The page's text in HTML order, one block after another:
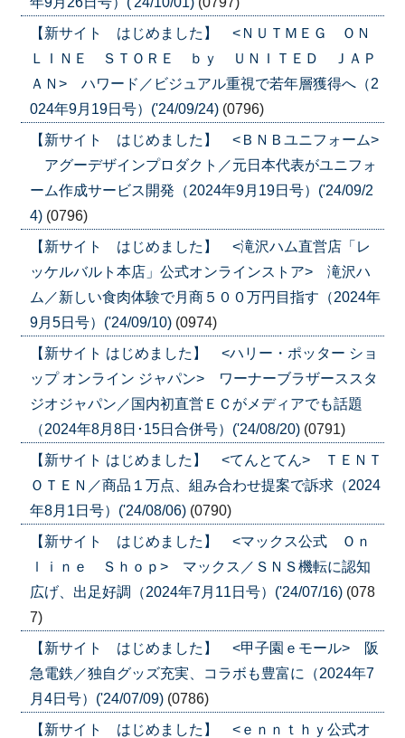
【新サイト はじめました】 <ＮＵＴＭＥＧ ＯＮ
ＬＩＮＥ ＳＴＯＲＥ ｂｙ ＵＮＩＴＥＤ ＪＡＰ
ＡＮ> ハワード／ビジュアル重視で若年層獲得へ（2
024年9月19日号）('24/09/24) (0796)
【新サイト はじめました】 <ＢＮＢユニフォーム>
アグーデザインプロダクト／元日本代表がユニフォ
ーム作成サービス開発（2024年9月19日号）('24/09/2
4) (0796)
【新サイト はじめました】 <滝沢ハム直営店「レ
ッケルバルト本店」公式オンラインストア> 滝沢ハ
ム／新しい食肉体験で月商５００万円目指す（2024年
9月5日号）('24/09/10) (0974)
【新サイト はじめました】 <ハリー・ポッター ショ
ップ オンライン ジャパン> ワーナーブラザーススタ
ジオジャパン／国内初直営ＥＣがメディアでも話題
（2024年8月8日･15日合併号）('24/08/20) (0791)
【新サイト はじめました】 <てんとてん> ＴＥＮＴ
ＯＴＥＮ／商品１万点、組み合わせ提案で訴求（2024
年8月1日号）('24/08/06) (0790)
【新サイト はじめました】 <マックス公式 Ｏｎ
ｌｉｎｅ Ｓｈｏｐ> マックス／ＳＮＳ機転に認知
広げ、出足好調（2024年7月11日号）('24/07/16) (078
7)
【新サイト はじめました】 <甲子園ｅモール> 阪
急電鉄／独自グッズ充実、コラボも豊富に（2024年7
月4日号）('24/07/09) (0786)
【新サイト はじめました】 <ｅｎｎｔｈｙ公式オ